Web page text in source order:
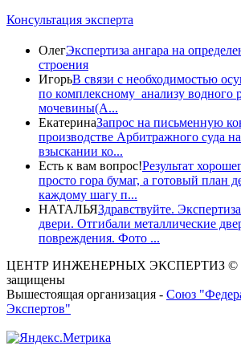
Консультация эксперта
ОлегЭкспертиза ангара на
строения
ИгорьВ связи с необходимостью
по комплексному анализу водного
мочевины(A...
ЕкатеринаЗапрос на письменную
производстве Арбитражного суда
взыскании ко...
Есть к вам вопрос!Результат
просто гора бумаг, а готовый план
каждому шагу п...
НАТАЛЬЯЗдравствуйте.
двери. Отгибали металлические
повреждения. Фото ...
ЦЕНТР ИНЖЕНЕРНЫХ ЭКСПЕРТИЗ ©
защищены
Вышестоящая организация - Союз
Экспертов"